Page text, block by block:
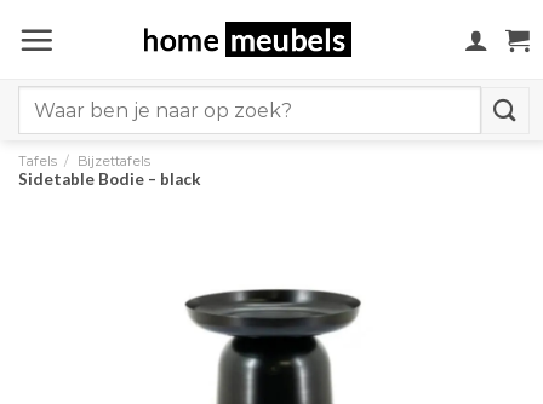
naar
for:
Tafels / Bijzettafels
Sidetable Bodie – black